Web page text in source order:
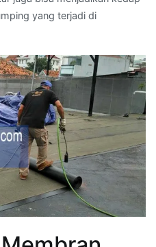
yang terjadi di